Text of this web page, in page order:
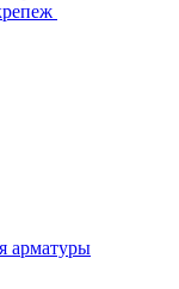
арматуры